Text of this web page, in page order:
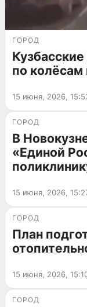
ГОРОД
по колёсам
15 июня, 2026,
ГОРОД
В
«Единой
15 июня, 2026,
ГОРОД
План
15 июня, 2026,
ГОРОД